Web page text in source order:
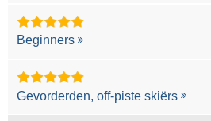
Beginners
Gevorderden, off-piste skiërs